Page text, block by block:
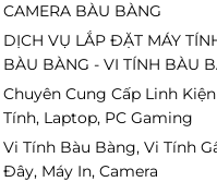
CAMERA BÀU BÀNG
DỊCH VỤ LẮP ĐẶT MÁY
BÀU BÀNG - VI TÍNH BÀU
Chuyên Cung Cấp Linh
Tính, Laptop, PC Gaming
Vi Tính Bàu Bàng, Vi Tính
Đây, Máy In, Camera